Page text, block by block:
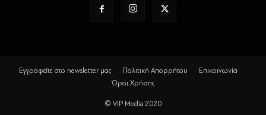
Εγγραφείτε στο newsletter μας Πολιτική Απορρήτου
Επικοινωνία
Όροι Χρήσης
© VIP Media 2020